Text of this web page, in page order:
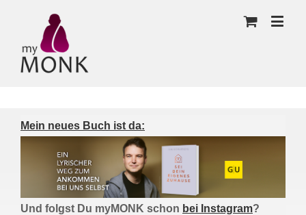
Mein neues Buch ist da:
Und folgst Du myMONK schon bei Instagram?